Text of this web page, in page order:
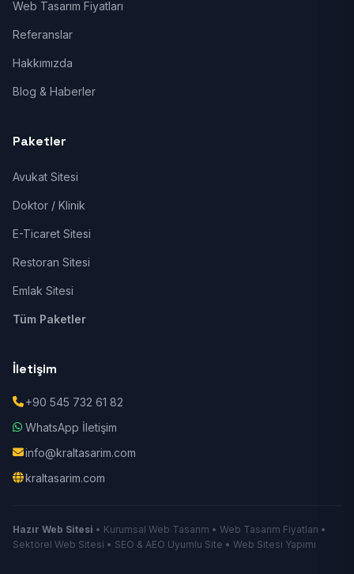
Web Tasarım Fiyatları
Referanslar
Hakkımızda
Blog & Haberler
Paketler
Avukat Sitesi
Doktor / Klinik
E-Ticaret Sitesi
Restoran Sitesi
Emlak Sitesi
Tüm Paketler
İletişim
+90 545 732 61 82
WhatsApp İletişim
info@kraltasarim.com
kraltasarim.com
Hazır Web Sitesi • Kurumsal Web Tasarım • Web Tasarım Fiyatları •
Sektörel Web Sitesi • SEO & AEO Uyumlu Site • Web Sitesi Yapımı